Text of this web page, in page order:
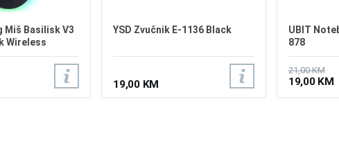
Miš Basilisk V3
Wireless
YSD Zvučnik E-1136 Black
19,00 KM
UBIT
878
21,00 KM
19,00 KM